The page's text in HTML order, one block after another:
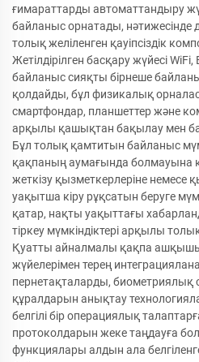
ғимараттарды автоматтандыру
байланыс орнатады, нәтижесінде
толық желіленген қауіпсіздік
Жетілдірілген басқару жүйесі
байланыс сияқты бірнеше
қолдайды, бұл физикалық
смартфондар, планшеттер және
арқылы қашықтан бақылау мен
Бұл толық қамтитын байланыс
қақпаның аумағында болмауына
жеткізу қызметкерлеріне немесе
уақытша кіру рұқсатын беруге
қатар, нақты уақыттағы
тіркеу мүмкіндіктері арқылы
Қуатты айналмалы қақпа ашқышы
жүйелерімен терең
пернетақталарды, биометриялық
құралдарын анықтау
белгілі бір операциялық
протоколдарын жеке таңдауға
функциялары алдын ала